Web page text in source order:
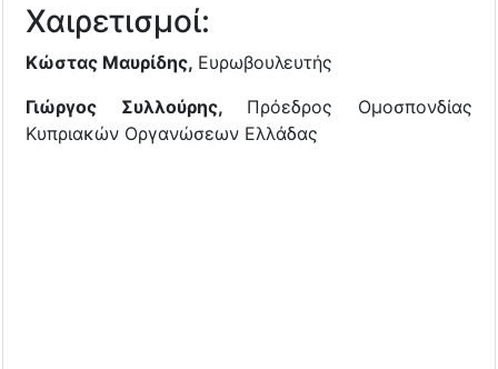
Χαιρετισμοί:
Κώστας Μαυρίδης, Ευρωβουλευτής
Γιώργος Συλλούρης, Πρόεδρος Ομοσπονδίας
Κυπριακών Οργανώσεων Ελλάδας